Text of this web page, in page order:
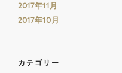
2017年11月
2017年10月
カテゴリー